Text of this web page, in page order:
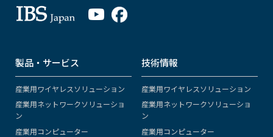
製品・サービス
産業用ワイヤレスソリューション
産業用ネットワークソリューショ
ン
産業用コンピューター
技術情報
産業用ワイヤレスソリューション
産業用ネットワークソリューショ
ン
産業用コンピューター